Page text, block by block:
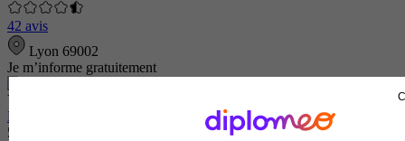
42 avis
Lyon 69002
Je m’informe gratuitement
Ynov 3D, Animation & Jeux Vidéo - Lyon
Bachelor 1 - 3D (2026)
5.0